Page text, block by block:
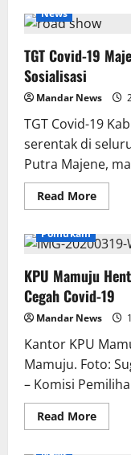
News
TGT Covid-19
Sosialisasi
Mandar News
TGT Covid-19
serentak di
Putra Majene,
Read MoreRead
more
Covid-
19
Road
Show
sambil
Polhukam
KPU Mamuju
Cegah Covid-19
Mandar News
Kantor KPU
Mamuju. Foto:
– Komisi
Read MoreRead
more